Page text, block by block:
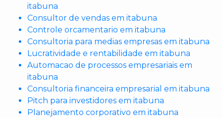
itabuna
Consultor de vendas em itabuna
Controle orcamentario em itabuna
Consultoria para medias empresas em itabuna
Lucratividade e rentabilidade em itabuna
Automacao de processos empresariais em
itabuna
Consultoria financeira empresarial em itabuna
Pitch para investidores em itabuna
Planejamento corporativo em itabuna